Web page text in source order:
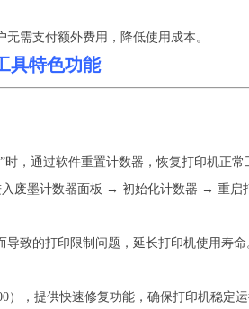
需支付额外费用，降低使用成本。
具特色功能
时，通过软件重置计数器，恢复打印机正常
废墨计数器面板 → 初始化计数器 → 重启
导致的打印限制问题，延长打印机使用寿命
），提供快速修复功能，确保打印机稳定